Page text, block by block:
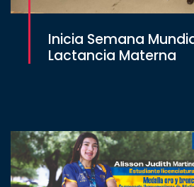
Inicia Semana
Lactancia Materna